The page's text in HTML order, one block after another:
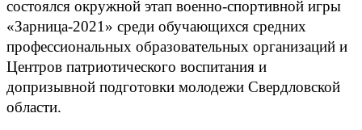
состоялся окружной этап военно-спортивной игры
«Зарница-2021» среди обучающихся средних
профессиональных образовательных организаций и
Центров патриотического воспитания и
допризывной подготовки молодежи Свердловской
области.